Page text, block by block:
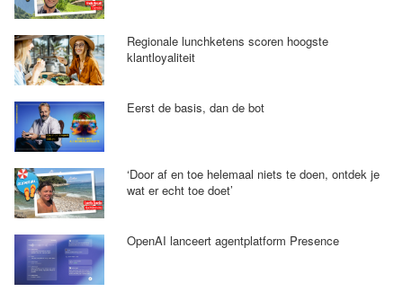
Regionale lunchketens scoren hoogste
klantloyaliteit
Eerst de basis, dan de bot
‘Door af en toe helemaal niets te doen, ontdek je
wat er echt toe doet’
OpenAI lanceert agentplatform Presence